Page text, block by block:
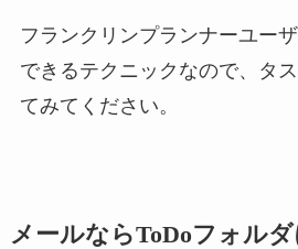
フランクリンプランナーユー
できるテクニックなので、タ
てみてください。
メールならToDoフォル